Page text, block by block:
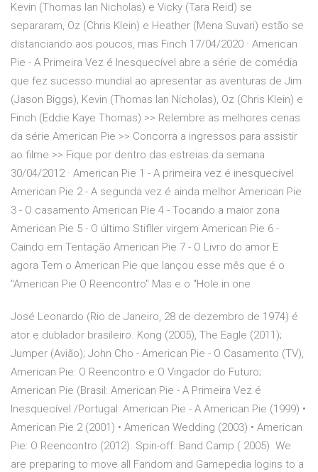
Kevin (Thomas Ian Nicholas) e Vicky (Tara Reid) se
separaram, Oz (Chris Klein) e Heather (Mena Suvari) estão se
distanciando aos poucos, mas Finch 17/04/2020 · American
Pie - A Primeira Vez é Inesquecível abre a série de comédia
que fez sucesso mundial ao apresentar as aventuras de Jim
(Jason Biggs), Kevin (Thomas Ian Nicholas), Oz (Chris Klein) e
Finch (Eddie Kaye Thomas) >> Relembre as melhores cenas
da série American Pie >> Concorra a ingressos para assistir
ao filme >> Fique por dentro das estreias da semana
30/04/2012 · American Pie 1 - A primeira vez é inesquecível
American Pie 2 - A segunda vez é ainda melhor American Pie
3 - O casamento American Pie 4 - Tocando a maior zona
American Pie 5 - O último Stifller virgem American Pie 6 -
Caindo em Tentação American Pie 7 - O Livro do amor E
agora Tem o American Pie que lançou esse mês que é o
"American Pie O Reencontro" Mas e o "Hole in one
José Leonardo (Rio de Janeiro, 28 de dezembro de 1974) é
ator e dublador brasileiro. Kong (2005), The Eagle (2011);
Jumper (Avião); John Cho - American Pie - O Casamento (TV),
American Pie: O Reencontro e O Vingador do Futuro;
American Pie (Brasil: American Pie - A Primeira Vez é
Inesquecível /Portugal: American Pie - A American Pie (1999) •
American Pie 2 (2001) • American Wedding (2003) • American
Pie: O Reencontro (2012). Spin-off. Band Camp ( 2005) We
are preparing to move all Fandom and Gamepedia logins to a